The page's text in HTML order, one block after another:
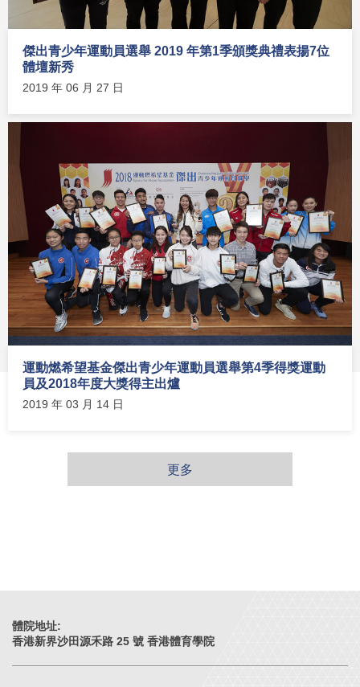
傑出青少年運動員選舉 2019 年第1季頒獎典禮表揚7位
體壇新秀
2019 年 06 月 27 日
運動燃希望基金傑出青少年運動員選舉第4季得獎運動
員及2018年度大獎得主出爐
2019 年 03 月 14 日
更多
體院地址:
香港新界沙田源禾路 25 號 香港體育學院